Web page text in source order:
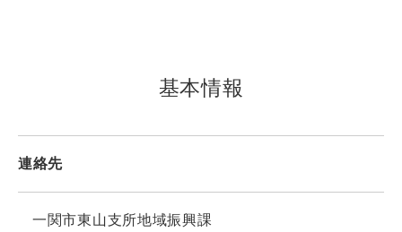
基本情報
連絡先
一関市東山支所地域振興課